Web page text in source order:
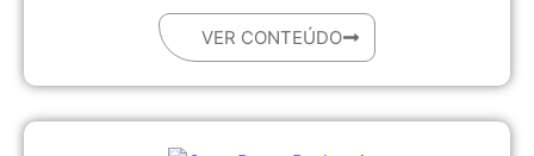
VER CONTEÚDO